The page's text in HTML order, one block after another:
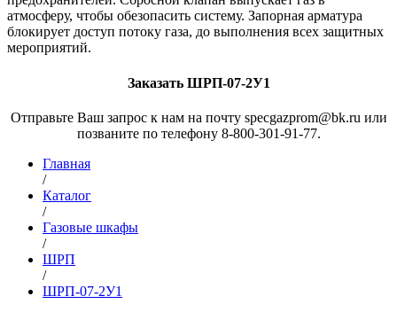
атмосферу, чтобы обезопасить систему. Запорная арматура
блокирует доступ потоку газа, до выполнения всех защитных
мероприятий.
Заказать ШРП-07-2У1
Отправьте Ваш запрос к нам на почту specgazprom@bk.ru или
позваните по телефону 8-800-301-91-77.
Главная
/
Каталог
/
Газовые шкафы
/
ШРП
/
ШРП-07-2У1